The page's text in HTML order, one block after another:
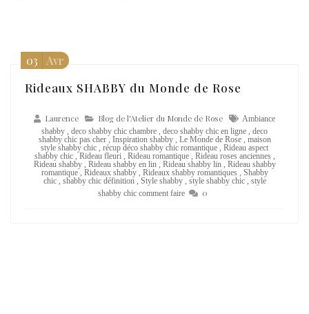
Rideaux SHABBY du Monde de Rose
Laurence Blog de l'Atelier du Monde de Rose
Ambiance
shabby
deco shabby chic chambre deco shabby chic en ligne
deco
shabby chic pas cher
Inspiration shabby Le Monde de Rose
maison
style shabby chic
récup déco shabby chic romantique
Rideau aspect
shabby chic
Rideau fleuri Rideau romantique Rideau roses anciennes
Rideau shabby
Rideau shabby en lin Rideau shabby lin
Rideau shabby
romantique
Rideaux shabby Rideaux shabby romantiques
Shabby
chic
shabby chic définition Style shabby style shabby chic
style
shabby chic comment faire
0
03 Avr